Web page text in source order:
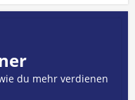
du mehr verdienen